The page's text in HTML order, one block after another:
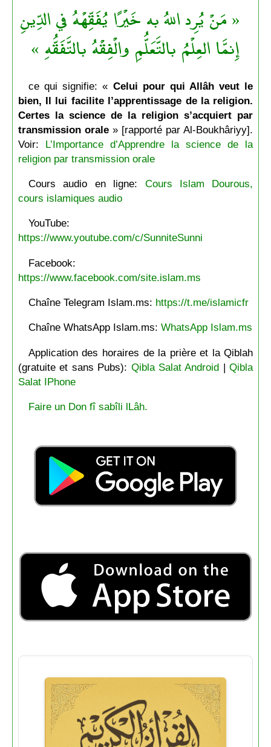
« مَنْ يُرِد اللهُ به خَيْرًا يُفَقِّهْهُ في الدِّينِ
إِنمَّا العِلْمُ بالتَّعَلُّمِ والْفِقْهُ بالتَّفَقُّهِ »
ce qui signifie: « Celui pour qui Allâh veut le
bien, Il lui facilite l’apprentissage de la religion.
Certes la science de la religion s’acquiert par
transmission orale» [rapporté par Al-Boukhâriyy].
Voir: L’Importance d’Apprendre la science de la
religion par transmission orale
Cours audio en ligne: Cours Islam Dourous,
cours islamiques audio
YouTube:
https://www.youtube.com/c/SunniteSunni
Facebook:
https://www.facebook.com/site.islam.ms
Chaîne Telegram Islam.ms: https://t.me/islamicfr
Chaîne WhatsApp Islam.ms: WhatsApp Islam.ms
Application des horaires de la prière et la Qiblah
(gratuite et sans Pubs): Qibla Salat Android |Qibla
Salat IPhone
Faire un Don fî sabîli lLâh.